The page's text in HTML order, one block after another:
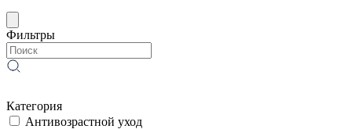
Фильтры
Категория
Антивозрастной уход